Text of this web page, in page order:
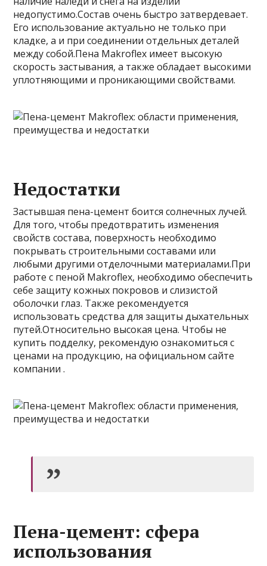
недопустимо.Состав очень быстро затвердевает.
Его использование актуально не только при
кладке, а и при соединении отдельных деталей
между собой.Пена Makroflex имеет высокую
скорость застывания, а также обладает высокими
уплотняющими и проникающими свойствами.
Недостатки
Застывшая пена-цемент боится солнечных лучей.
Для того, чтобы предотвратить изменения
свойств состава, поверхность необходимо
покрывать строительными составами или
любыми другими отделочными материалами.При
работе с пеной Makroflex, необходимо обеспечить
себе защиту кожных покровов и слизистой
оболочки глаз. Также рекомендуется
использовать средства для защиты дыхательных
путей.Относительно высокая цена. Чтобы не
купить подделку, рекомендую ознакомиться с
ценами на продукцию, на официальном сайте
компании .
Пена-цемент: сфера
использования